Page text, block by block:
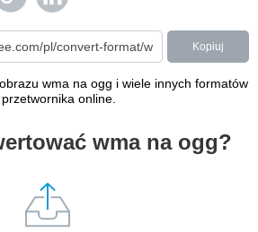
Kopiuj
wma na ogg i wiele innych formatów
online.
wma na ogg?